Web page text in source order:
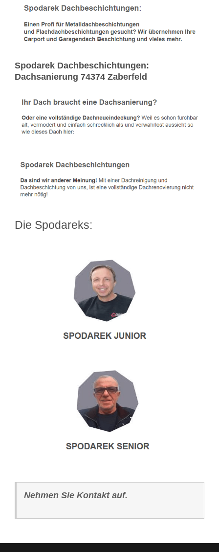
Spodarek Dachbeschichtungen:
Dachsanierung 74374 Zaberfeld
Die Spodareks:
Nehmen Sie Kontakt auf.